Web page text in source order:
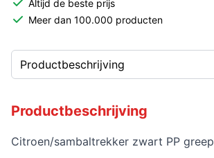
Altijd de beste prijs
Meer dan 100.000 producten
Productbeschrijving
Citroen/sambaltrekker zwart PP greep